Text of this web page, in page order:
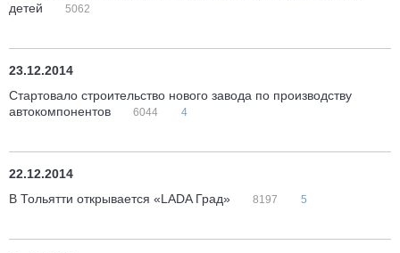
детей
5062
23.12.2014
Стартовало строительство нового завода по производству
автокомпонентов
6044 4
22.12.2014
В Тольятти открывается «LADA Град»
8197 5